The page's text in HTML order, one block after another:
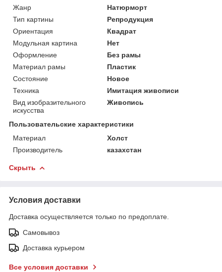
Жанр
Натюрморт
Тип картины
Репродукция
Ориентация
Квадрат
Модульная картина
Нет
Оформление
Без рамы
Материал рамы
Пластик
Состояние
Новое
Техника
Имитация живописи
Вид изобразительного
искусства
Живопись
Пользовательские характеристики
Материал
Холст
Производитель
казахстан
Скрыть
Условия доставки
Доставка осуществляется только по предоплате.
Самовывоз
Доставка курьером
Все условия доставки